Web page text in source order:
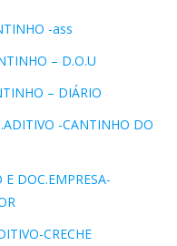
-ass
– D.O.U
– DIÁRIO
-CANTINHO DO
DOC.EMPRESA-
CRECHE